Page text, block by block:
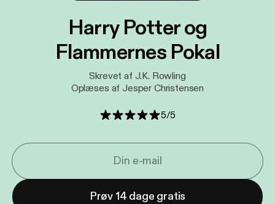
Harry Potter og
Flammernes Pokal
Skrevet af J.K. Rowling
Oplæses af Jesper Christensen
5/5
Prøv 14 dage gratis